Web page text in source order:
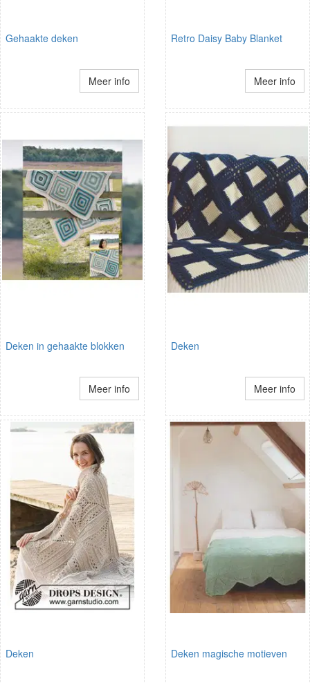
Gehaakte deken
Meer info
Retro Daisy Baby Blanket
Meer info
Deken in gehaakte blokken
Meer info
Deken
Meer info
Deken Deken magische motieven